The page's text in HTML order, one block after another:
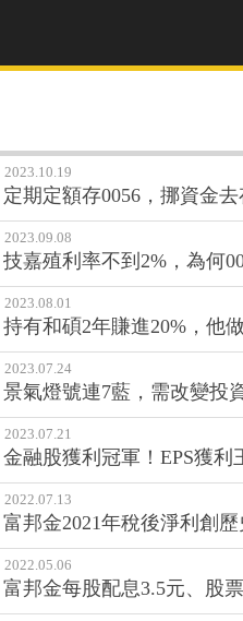
2023.10.19
定期定額存0056，挪資金
2023.09.08
技嘉殖利率不到2%，為何
2023.08.01
持有和碩2年賺進20%，他
2023.07.24
景氣燈號連7藍，需改變投
2023.07.21
金融股獲利冠軍！EPS獲利
2022.07.13
富邦金2021年稅後淨利創
2022.05.06
富邦金每股配息3.5元、股